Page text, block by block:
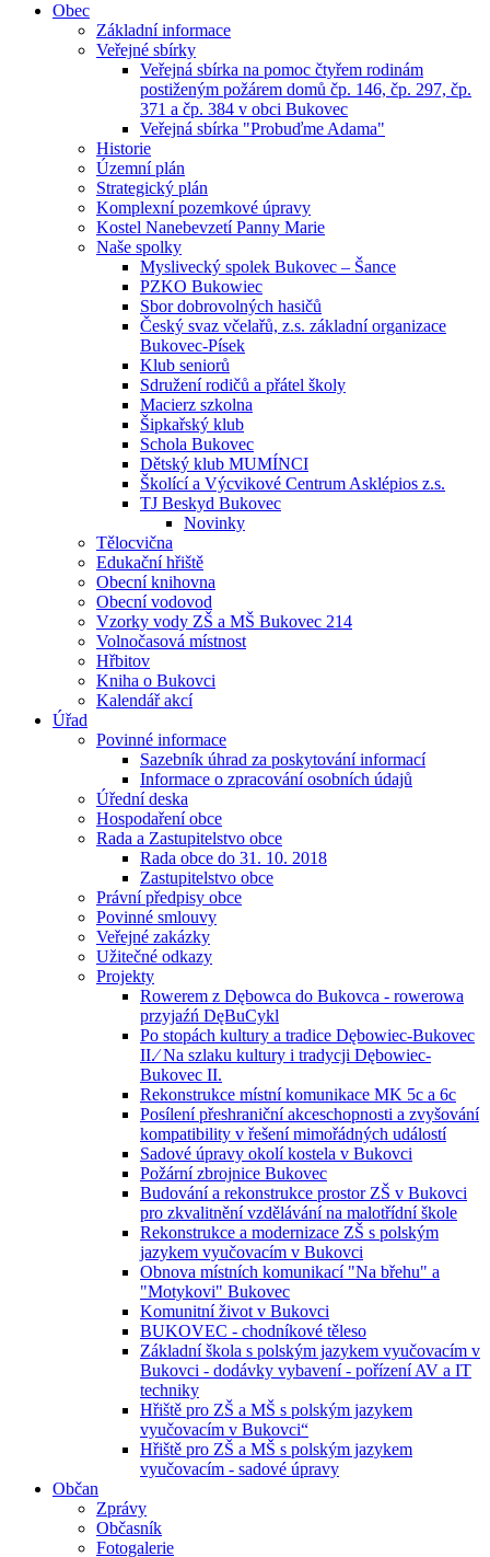
Obec
Základní informace
Veřejné sbírky
Veřejná sbírka na pomoc čtyřem rodinám
postiženým požárem domů čp. 146, čp. 297, čp.
371 a čp. 384 v obci Bukovec
Veřejná sbírka "Probuďme Adama"
Historie
Územní plán
Strategický plán
Komplexní pozemkové úpravy
Kostel Nanebevzetí Panny Marie
Naše spolky
Myslivecký spolek Bukovec – Šance
PZKO Bukowiec
Sbor dobrovolných hasičů
Český svaz včelařů, z.s. základní organizace
Bukovec-Písek
Klub seniorů
Sdružení rodičů a přátel školy
Macierz szkolna
Šipkařský klub
Schola Bukovec
Dětský klub MUMÍNCI
Školící a Výcvikové Centrum Asklépios z.s.
TJ Beskyd Bukovec
Novinky
Tělocvična
Edukační hřiště
Obecní knihovna
Obecní vodovod
Vzorky vody ZŠ a MŠ Bukovec 214
Volnočasová místnost
Hřbitov
Kniha o Bukovci
Kalendář akcí
Úřad
Povinné informace
Sazebník úhrad za poskytování informací
Informace o zpracování osobních údajů
Úřední deska
Hospodaření obce
Rada a Zastupitelstvo obce
Rada obce do 31. 10. 2018
Zastupitelstvo obce
Právní předpisy obce
Povinné smlouvy
Veřejné zakázky
Užitečné odkazy
Projekty
Rowerem z Dębowca do Bukovca - rowerowa
przyjaźń DęBuCykl
Po stopách kultury a tradice Dębowiec-Bukovec
II.⁄ Na szlaku kultury i tradycji Dębowiec-
Bukovec II.
Rekonstrukce místní komunikace MK 5c a 6c
Posílení přeshraniční akceschopnosti a zvyšování
kompatibility v řešení mimořádných událostí
Sadové úpravy okolí kostela v Bukovci
Požární zbrojnice Bukovec
Budování a rekonstrukce prostor ZŠ v Bukovci
pro zkvalitnění vzdělávání na malotřídní škole
Rekonstrukce a modernizace ZŠ s polským
jazykem vyučovacím v Bukovci
Obnova místních komunikací "Na břehu" a
"Motykovi" Bukovec
Komunitní život v Bukovci
BUKOVEC - chodníkové těleso
Základní škola s polským jazykem vyučovacím v
Bukovci - dodávky vybavení - pořízení AV a IT
techniky
Hřiště pro ZŠ a MŠ s polským jazykem
vyučovacím v Bukovci“
Hřiště pro ZŠ a MŠ s polským jazykem
vyučovacím - sadové úpravy
Občan
Zprávy
Občasník
Fotogalerie